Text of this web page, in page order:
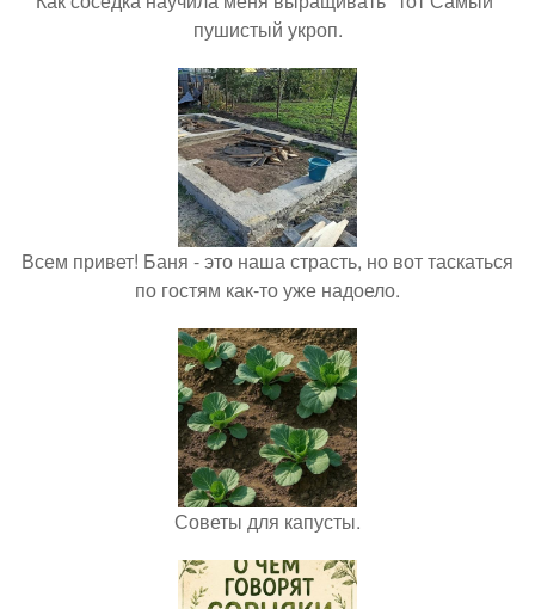
пушистый укроп.
Всем привет! Баня - это наша страсть, но вот таскаться
по гостям как-то уже надоело.
Советы для капусты.